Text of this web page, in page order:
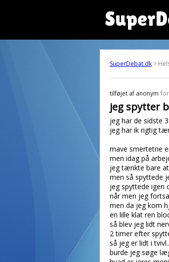
SuperDebat.dk >
tilføjet af anonym
jeg spytter
jeg har de sidste
jeg har ik rigtig
mave smertetne
men idag på
jeg tænkte bare
men så spyttede
jeg spyttede igen
når men jeg
men da jeg kom
en lille klat ren
så blev jeg lidt
2 timer efter
så jeg er lidt i
burde jeg søge